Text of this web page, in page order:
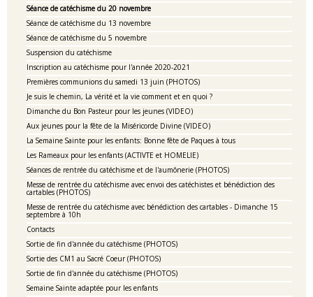
Séance de catéchisme du 20 novembre
Séance de catéchisme du 13 novembre
Séance de catéchisme du 5 novembre
Suspension du catéchisme
Inscription au catéchisme pour l'année 2020-2021
Premières communions du samedi 13 juin (PHOTOS)
Je suis le chemin, La vérité et la vie comment et en quoi ?
Dimanche du Bon Pasteur pour les jeunes (VIDEO)
Aux jeunes pour la fête de la Miséricorde Divine (VIDEO)
La Semaine Sainte pour les enfants: Bonne fête de Paques à tous
Les Rameaux pour les enfants (ACTIVTE et HOMELIE)
Séances de rentrée du catéchisme et de l'aumônerie (PHOTOS)
Messe de rentrée du catéchisme avec envoi des catéchistes et bénédiction des
cartables (PHOTOS)
Messe de rentrée du catéchisme avec bénédiction des cartables - Dimanche 15
septembre à 10h
Contacts
Sortie de fin d'année du catéchisme (PHOTOS)
Sortie des CM1 au Sacré Coeur (PHOTOS)
Sortie de fin d'année du catéchisme (PHOTOS)
Semaine Sainte adaptée pour les enfants